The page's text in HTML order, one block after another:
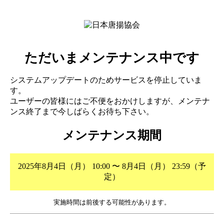
ただいまメンテナンス中です
システムアップデートのためサービスを停止していま
す。
ユーザーの皆様にはご不便をおかけしますが、メンテナ
ンス終了まで今しばらくお待ち下さい。
メンテナンス期間
2025年8月4日（月） 10:00 〜 8月4日（月） 23:59（予
定）
実施時間は前後する可能性があります。